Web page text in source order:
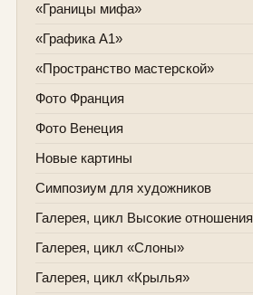
«Границы мифа»
«Графика А1»
«Пространство мастерской»
Фото Франция
Фото Венеция
Новые картины
Симпозиум для художников
Галерея, цикл Высокие отношения
Галерея, цикл «Слоны»
Галерея, цикл «Крылья»